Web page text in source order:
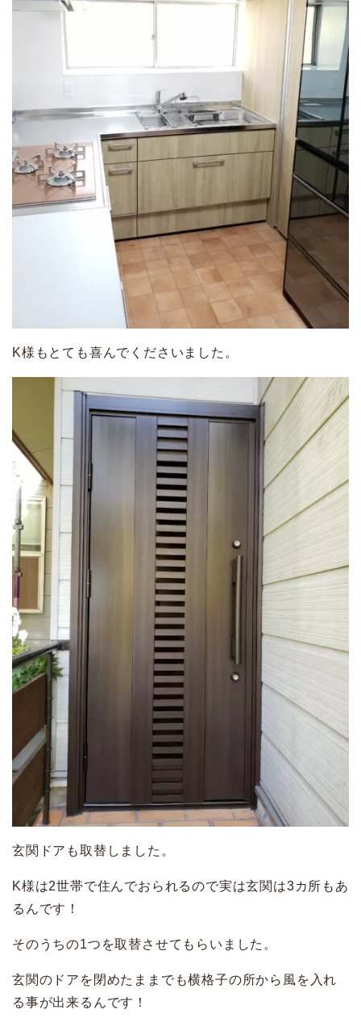
K様もとても喜んでくださいました。
玄関ドアも取替しました。
K様は2世帯で住んでおられるので実は玄関は3カ所もあ
るんです！
そのうちの1つを取替させてもらいました。
玄関のドアを閉めたままでも横格子の所から風を入れ
る事が出来るんです！